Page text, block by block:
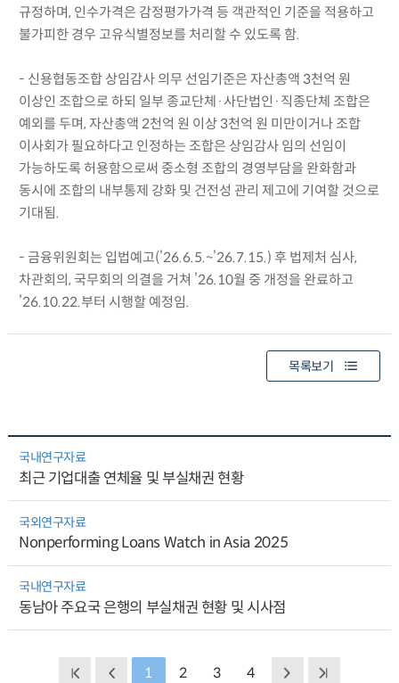
규정하며, 인수가격은 감정평가가격 등 객관적인 기준을 적용하고
불가피한 경우 고유식별정보를 처리할 수 있도록 함.
- 신용협동조합 상임감사 의무 선임기준은 자산총액 3천억 원
이상인 조합으로 하되 일부 종교단체·사단법인·직종단체 조합은
예외를 두며, 자산총액 2천억 원 이상 3천억 원 미만이거나 조합
이사회가 필요하다고 인정하는 조합은 상임감사 임의 선임이
가능하도록 허용함으로써 중소형 조합의 경영부담을 완화함과
동시에 조합의 내부통제 강화 및 건전성 관리 제고에 기여할 것으로
기대됨.
- 금융위원회는 입법예고(’26.6.5.~’26.7.15.) 후 법제처 심사,
차관회의, 국무회의 의결을 거쳐 ’26.10월 중 개정을 완료하고
’26.10.22.부터 시행할 예정임.
목록보기
국내연구자료
최근 기업대출 연체율 및 부실채권 현황
국외연구자료
Nonperforming Loans Watch in Asia 2025
국내연구자료
동남아 주요국 은행의 부실채권 현황 및 시사점
1 2 3 4